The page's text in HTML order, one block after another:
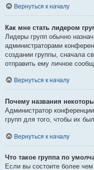
Вернуться к началу
Как мне стать лидером
Лидеры групп обычно
администраторами
создании группы, сначала
отправить ему личное
Вернуться к началу
Почему названия
Администратор
групп для того, чтобы их
Вернуться к началу
Что такое группа по
Если вы состоите более